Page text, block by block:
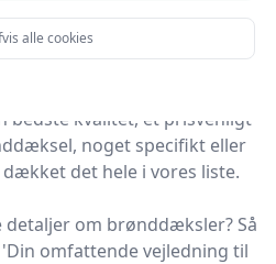
finde brønddæksler. Vi har
du hurtigt kan vælge det
bedste kvalitet, et prisvenligt
noget specifikt eller
det hele i vores liste.
om brønddæksler? Så
omfattende vejledning til
alle cookies